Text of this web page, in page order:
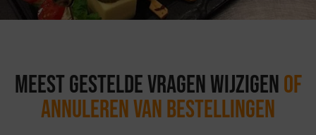
Meest gestelde vragen wijzigenof
annuleren van bestellingen